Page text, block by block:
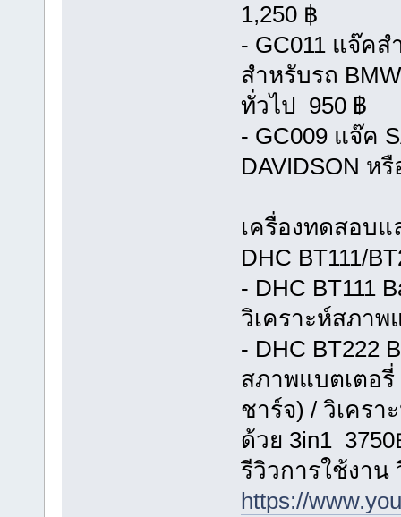
1,250 ฿
- GC011 แจ๊ค
สำหรับรถ
ทั่วไป 950 ฿
- GC009 แจ๊ค
DAVIDSON ห
เครื่องทดสอบ
DHC BT111/
- DHC BT111
วิเคราะห์สภาพ
- DHC BT222
สภาพแบตเตอรี่
ชาร์จ) / วิเคร
ด้วย 3in1 3750
รีวิวการใช้งาน
https://